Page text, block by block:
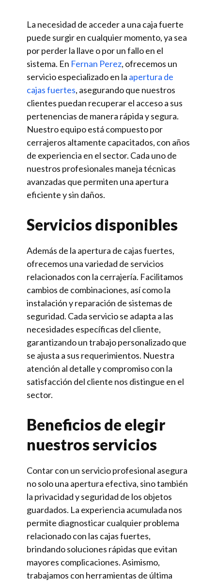
La necesidad de acceder a una caja fuerte
puede surgir en cualquier momento, ya sea
por perder la llave o por un fallo en el
sistema. En Fernan Perez, ofrecemos un
servicio especializado en la apertura de
cajas fuertes, asegurando que nuestros
clientes puedan recuperar el acceso a sus
pertenencias de manera rápida y segura.
Nuestro equipo está compuesto por
cerrajeros altamente capacitados, con años
de experiencia en el sector. Cada uno de
nuestros profesionales maneja técnicas
avanzadas que permiten una apertura
eficiente y sin daños.
Servicios disponibles
Además de la apertura de cajas fuertes,
ofrecemos una variedad de servicios
relacionados con la cerrajería. Facilitamos
cambios de combinaciones, así como la
instalación y reparación de sistemas de
seguridad. Cada servicio se adapta a las
necesidades específicas del cliente,
garantizando un trabajo personalizado que
se ajusta a sus requerimientos. Nuestra
atención al detalle y compromiso con la
satisfacción del cliente nos distingue en el
sector.
Beneficios de elegir
nuestros servicios
Contar con un servicio profesional asegura
no solo una apertura efectiva, sino también
la privacidad y seguridad de los objetos
guardados. La experiencia acumulada nos
permite diagnosticar cualquier problema
relacionado con las cajas fuertes,
brindando soluciones rápidas que evitan
mayores complicaciones. Asimismo,
trabajamos con herramientas de última